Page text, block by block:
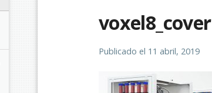
voxel8_cover
Publicado el 11 abril, 2019